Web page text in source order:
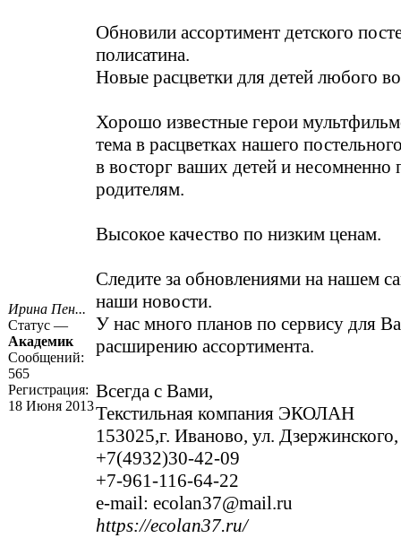
Ирина Пен...
Статус —
Академик
Сообщений:
565
Регистрация:
18 Июня 2013
Обновили ассортимент детского
полисатина.
Новые расцветки для детей любого
Хорошо известные герои
тема в расцветках нашего
в восторг ваших детей и несомненно
родителям.
Высокое качество по низким ценам.
Следите за обновлениями на нашем
наши новости.
У нас много планов по сервису для
расширению ассортимента.
Всегда с Вами,
Текстильная компания ЭКОЛАН
153025,г. Иваново, ул.
+7(4932)30-42-09
+7-961-116-64-22
e-mail: ecolan37@mail.ru
https://ecolan37.ru/